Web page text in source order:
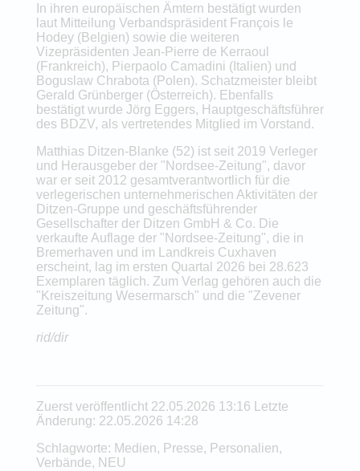
In ihren europäischen Ämtern bestätigt wurden
laut Mitteilung Verbandspräsident François le
Hodey (Belgien) sowie die weiteren
Vizepräsidenten Jean-Pierre de Kerraoul
(Frankreich), Pierpaolo Camadini (Italien) und
Boguslaw Chrabota (Polen). Schatzmeister bleibt
Gerald Grünberger (Österreich). Ebenfalls
bestätigt wurde Jörg Eggers, Hauptgeschäftsführer
des BDZV, als vertretendes Mitglied im Vorstand.
Matthias Ditzen-Blanke (52) ist seit 2019 Verleger
und Herausgeber der "Nordsee-Zeitung", davor
war er seit 2012 gesamtverantwortlich für die
verlegerischen unternehmerischen Aktivitäten der
Ditzen-Gruppe und geschäftsführender
Gesellschafter der Ditzen GmbH & Co. Die
verkaufte Auflage der "Nordsee-Zeitung", die in
Bremerhaven und im Landkreis Cuxhaven
erscheint, lag im ersten Quartal 2026 bei 28.623
Exemplaren täglich. Zum Verlag gehören auch die
"Kreiszeitung Wesermarsch" und die "Zevener
Zeitung".
rid/dir
Zuerst veröffentlicht 22.05.2026 13:16 Letzte
Änderung: 22.05.2026 14:28
Schlagworte: Medien, Presse, Personalien,
Verbände, NEU